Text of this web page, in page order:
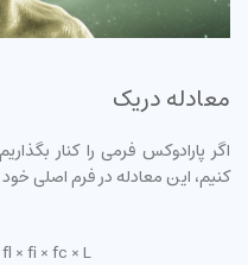
معادله دریک
اگر پارادوکس فرمی را کنار
کنیم، این معادله در فرم اصلی
× fi × fc × L